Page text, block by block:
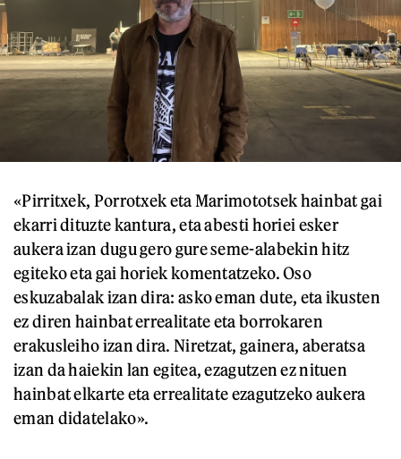
«Pirritxek, Porrotxek eta Marimototsek hainbat gai
ekarri dituzte kantura, eta abesti horiei esker
aukera izan dugu gero gure seme-alabekin hitz
egiteko eta gai horiek komentatzeko. Oso
eskuzabalak izan dira: asko eman dute, eta ikusten
ez diren hainbat errealitate eta borrokaren
erakusleiho izan dira. Niretzat, gainera, aberatsa
izan da haiekin lan egitea, ezagutzen ez nituen
hainbat elkarte eta errealitate ezagutzeko aukera
eman didatelako».